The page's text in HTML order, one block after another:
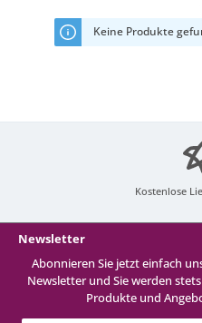
Keine Produkte
Kostenlose
Newsletter
Abonnieren Sie jetzt einfach
Newsletter und Sie werden
Produkte und